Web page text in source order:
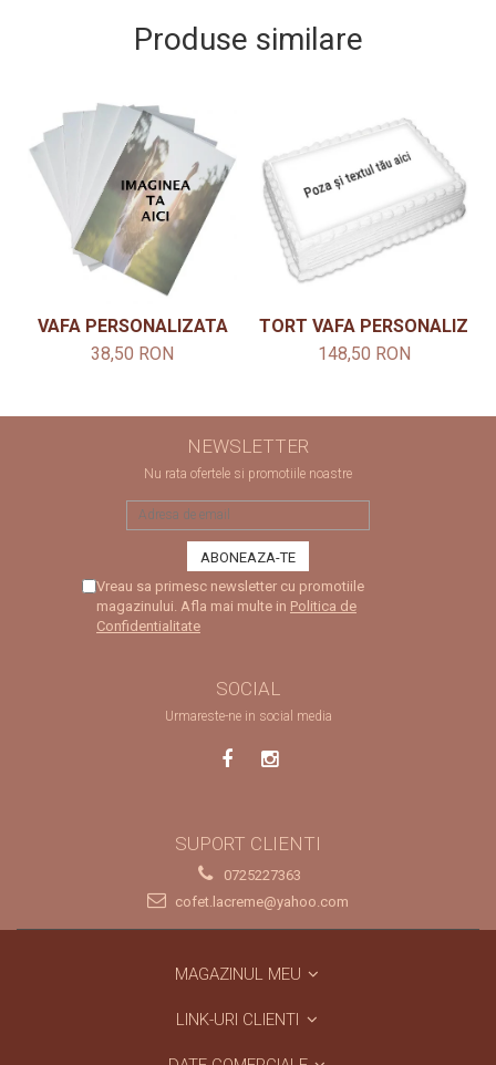
Produse similare
VAFA PERSONALIZATA
38,50 RON
TORT VAFA PERSONALIZAT
148,50 RON
NEWSLETTER
Nu rata ofertele si promotiile noastre
Vreau sa primesc newsletter cu promotiile
magazinului. Afla mai multe in Politica de
Confidentialitate
SOCIAL
Urmareste-ne in social media
SUPORT CLIENTI
0725227363
cofet.lacreme@yahoo.com
MAGAZINUL MEU
LINK-URI CLIENTI